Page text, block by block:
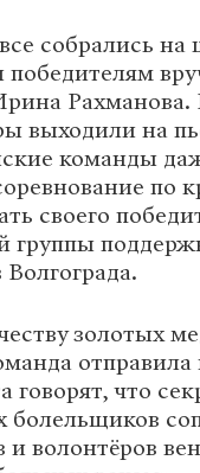
собрались на
выходили на
команды
по
своего
группы
золотых
отправила
говорят, что
болельщиков
волонтёров